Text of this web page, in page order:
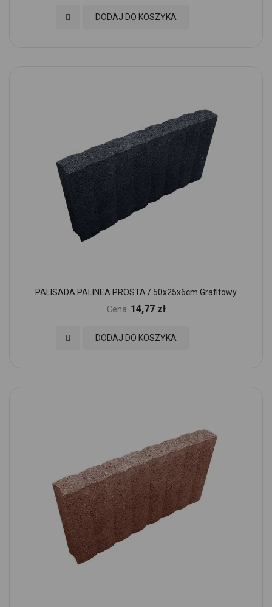
DODAJ DO KOSZYKA
Dodaj do Ulubionych
PALISADA PALINEA PROSTA / 50x25x6cm Grafitowy
Cena: 14,77 zł
DODAJ DO KOSZYKA
Dodaj do Ulubionych